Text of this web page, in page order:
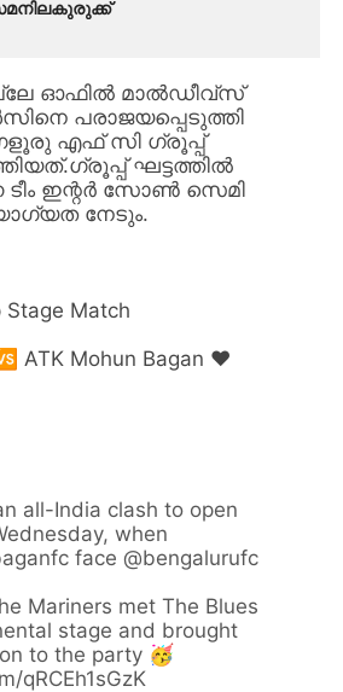
ഓഫില്‍ മാല്‍ഡീവ്സ്
പരാജയപ്പെടുത്തി
എഫ് സി ഗ്രൂപ്പ്
ഘട്ടത്തില്‍
ടീം ഇന്റര്‍ സോണ്‍ സെമി
നേടും.
Match
ATK Mohun Bagan ❤️
all-India clash to open
when
face@bengalurufc
Mariners met The Blues
stage and brought
to the party 🥳
qRCEh1sGzK